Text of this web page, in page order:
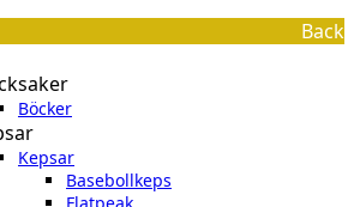
Back
Böcker
Kepsar
Basebollkeps